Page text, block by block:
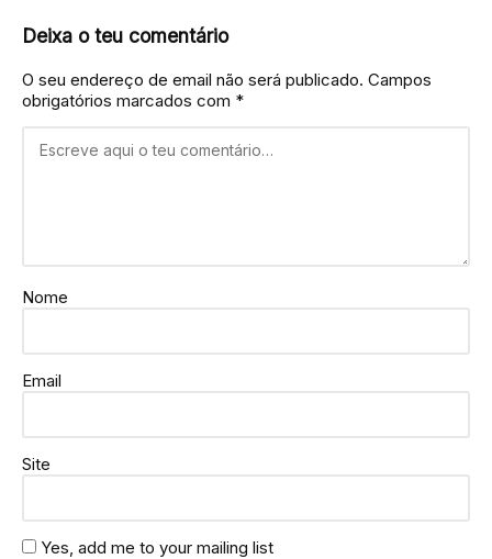
Deixa o teu comentário
O seu endereço de email não será publicado. Campos
obrigatórios marcados com *
Nome
Email
Site
Yes, add me to your mailing list